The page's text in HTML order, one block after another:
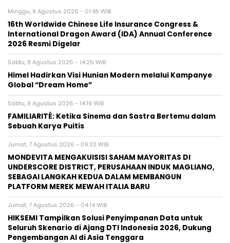
Minggu, 9 Agustus 2026 - 01:45 WIB
16th Worldwide Chinese Life Insurance Congress &
International Dragon Award (IDA) Annual Conference
2026 Resmi Digelar
Sabtu, 8 Agustus 2026 - 14:26 WIB
Himel Hadirkan Visi Hunian Modern melalui Kampanye
Global “Dream Home”
Sabtu, 8 Agustus 2026 - 14:19 WIB
FAMILIARITÉ: Ketika Sinema dan Sastra Bertemu dalam
Sebuah Karya Puitis
Jumat, 7 Agustus 2026 - 09:32 WIB
MONDEVITA MENGAKUISISI SAHAM MAYORITAS DI
UNDERSCORE DISTRICT, PERUSAHAAN INDUK MAGLIANO,
SEBAGAI LANGKAH KEDUA DALAM MEMBANGUN
PLATFORM MEREK MEWAH ITALIA BARU
Jumat, 7 Agustus 2026 - 04:14 WIB
HIKSEMI Tampilkan Solusi Penyimpanan Data untuk
Seluruh Skenario di Ajang DTI Indonesia 2026, Dukung
Pengembangan AI di Asia Tenggara